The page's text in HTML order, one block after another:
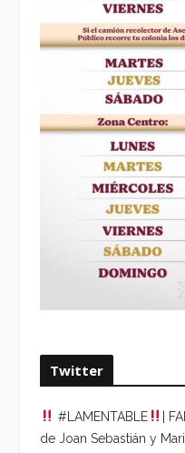
Twitter
#LAMENTABLE
|
de Joan Sebastián y